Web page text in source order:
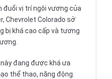
đuổi vị trí ngôi vương của
, Chevrolet Colorado sở
bị khá cao cấp và tương
đang được khá ưa
thể thao, năng động.